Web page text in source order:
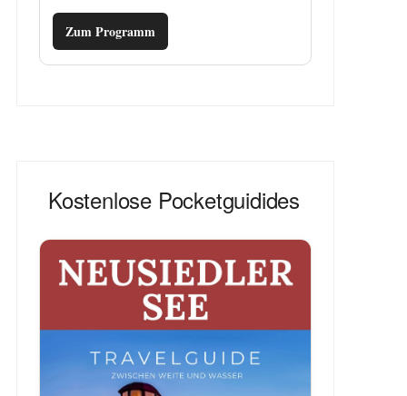
Zum Programm
Kostenlose Pocketguidides